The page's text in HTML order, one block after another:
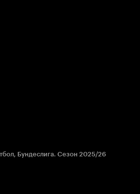
Бундеслига. Сезон 2025/26